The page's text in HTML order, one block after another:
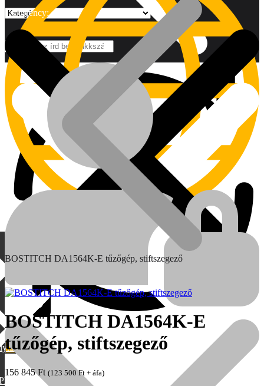
Márkák
MAX
Currency:
BOSTITCH DA1564K-E tűzőgép, stiftszegező
BOSTITCH DA1564K-E
tűzőgép, stiftszegező
156 845Ft (123 500Ft + áfa)